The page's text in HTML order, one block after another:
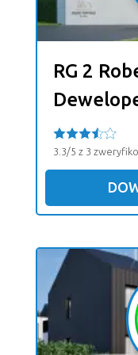
RG 2
3.3/5 z 3